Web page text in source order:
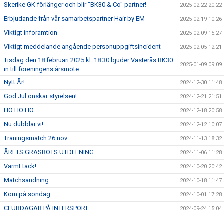
Skerike GK förlänger och blir "BK30 & Co" partner! 2025-02-22 20:22
Erbjudande från vår samarbetspartner Hair by EM 2025-02-19 10:26
Viktigt inforamtion 2025-02-09 15:27
Viktigt meddelande angående personuppgiftsincident 2025-02-05 12:21
Tisdag den 18 februari 2025 kl. 18:30 bjuder Västerås BK30
in till föreningens årsmöte.
2025-01-09 09:09
Nytt År! 2024-12-30 11:48
God Jul önskar styrelsen! 2024-12-21 21:51
HO HO HO... 2024-12-18 20:58
Nu dubblar vi! 2024-12-12 10:07
Träningsmatch 26 nov 2024-11-13 18:32
ÅRETS GRÄSROTS UTDELNING 2024-11-06 11:28
Varmt tack! 2024-10-20 20:42
Matchsändning 2024-10-18 11:47
Kom på söndag 2024-10-01 17:28
CLUBDAGAR PÅ INTERSPORT 2024-09-24 15:04